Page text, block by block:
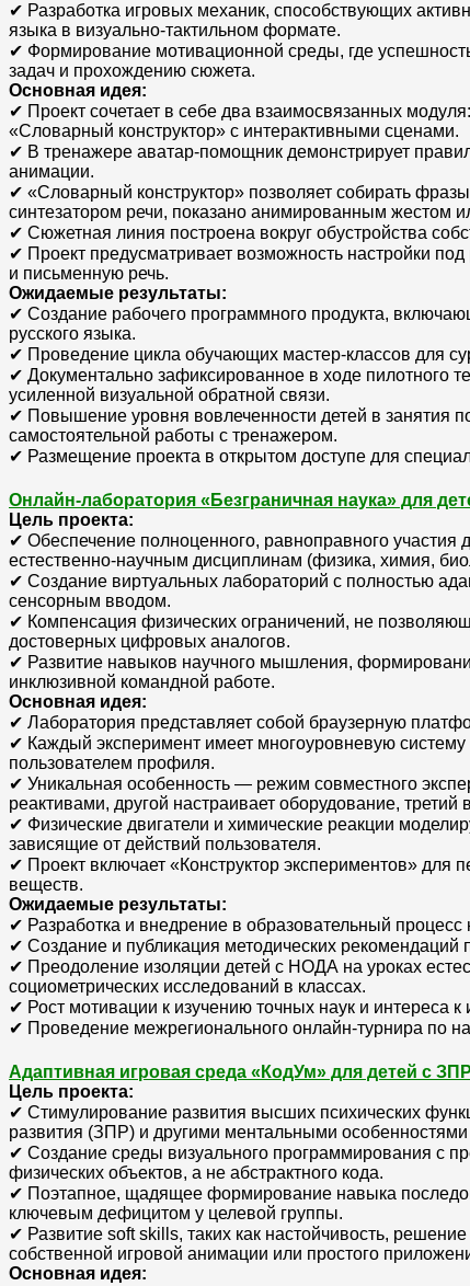
✔ Разработка игровых механик, способствующих
языка в визуально-тактильном формате.
✔ Формирование мотивационной среды, где
задач и прохождению сюжета.
Основная идея:
✔ Проект сочетает в себе два взаимосвязанных
«Словарный конструктор» с интерактивными сценами.
✔ В тренажере аватар-помощник демонстрирует
анимации.
✔ «Словарный конструктор» позволяет собирать
синтезатором речи, показано анимированным жестом
✔ Сюжетная линия построена вокруг обустройства
✔ Проект предусматривает возможность настройки
и письменную речь.
Ожидаемые результаты:
✔ Создание рабочего программного продукта,
русского языка.
✔ Проведение цикла обучающих мастер-классов для
✔ Документально зафиксированное в ходе пилотного
усиленной визуальной обратной связи.
✔ Повышение уровня вовлеченности детей в занятия
самостоятельной работы с тренажером.
✔ Размещение проекта в открытом доступе для
Онлайн-лаборатория «Безграничная наука» для
Цель проекта:
✔ Обеспечение полноценного, равноправного участия
естественно-научным дисциплинам (физика, химия,
✔ Создание виртуальных лабораторий с полностью
сенсорным вводом.
✔ Компенсация физических ограничений, не
достоверных цифровых аналогов.
✔ Развитие навыков научного мышления,
инклюзивной командной работе.
Основная идея:
✔ Лаборатория представляет собой браузерную
✔ Каждый эксперимент имеет многоуровневую
пользователем профиля.
✔ Уникальная особенность — режим совместного
реактивами, другой настраивает оборудование,
✔ Физические двигатели и химические реакции
зависящие от действий пользователя.
✔ Проект включает «Конструктор экспериментов» для
веществ.
Ожидаемые результаты:
✔ Разработка и внедрение в образовательный
✔ Создание и публикация методических рекомендаций
✔ Преодоление изоляции детей с НОДА на уроках
социометрических исследований в классах.
✔ Рост мотивации к изучению точных наук и интереса
✔ Проведение межрегионального онлайн-турнира по
Адаптивная игровая среда «КодУм» для детей с
Цель проекта:
✔ Стимулирование развития высших психических
развития (ЗПР) и другими ментальными
✔ Создание среды визуального программирования с
физических объектов, а не абстрактного кода.
✔ Поэтапное, щадящее формирование навыка
ключевым дефицитом у целевой группы.
✔ Развитие soft skills, таких как настойчивость,
собственной игровой анимации или простого
Основная идея: